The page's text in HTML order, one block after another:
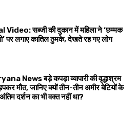
Video: सब्जी की दुकान में महिला ने ‘छम्मक
पर लगाए कातिल ठुमके, देखते रह गए लोग
News बड़े कपड़ा व्यापारी की वृद्धाश्रम
मौत, जानिए क्यों तीन-तीन अमीर बेटियों के
दर्शन का भी वक्त नहीं था?